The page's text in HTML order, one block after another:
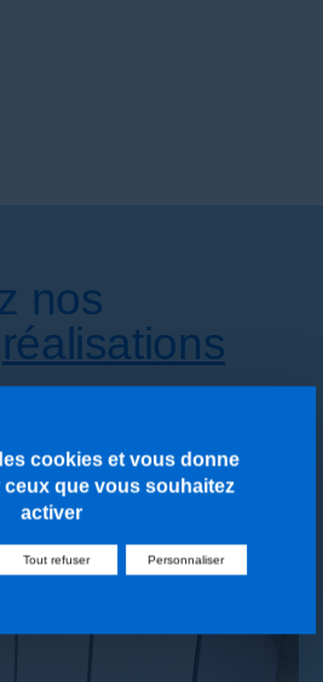
nos
réalisations
cookies et vous donne
que vous souhaitez
activer
Tout refuser Personnaliser